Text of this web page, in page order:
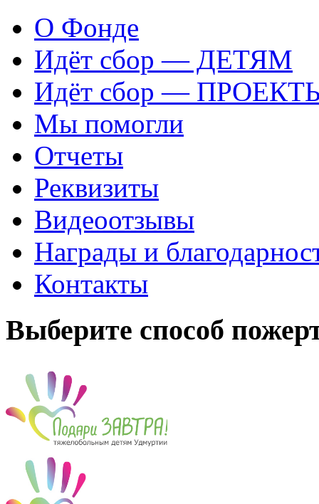
О Фонде
Идёт сбор — ДЕТЯМ
Идёт сбор —
Мы помогли
Отчеты
Реквизиты
Видеоотзывы
Награды и
Контакты
Выберите способ